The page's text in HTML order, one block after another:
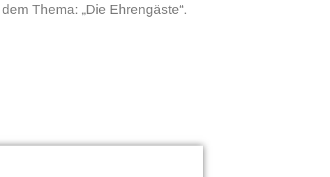
Thema: „Die Ehrengäste“.